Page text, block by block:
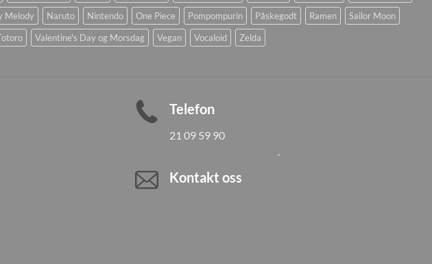
Melody Naruto Nintendo One Piece Pompompurin Påskegodt Ramen
Sailor Moon
Valentine's Day og Morsdag Vegan Vocaloid Zelda
Telefon
21 09 59 90
Kontakt oss